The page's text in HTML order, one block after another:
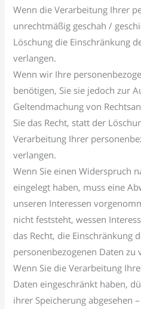
Wenn die Verarbeitung Ihrer
unrechtmäßig geschah /
Löschung die Einschränkung
verlangen.
Wenn wir Ihre
benötigen, Sie sie jedoch zur
Geltendmachung von
Sie das Recht, statt der
Verarbeitung Ihrer
verlangen.
Wenn Sie einen Widerspruch
eingelegt haben, muss eine
unseren Interessen
nicht feststeht, wessen
das Recht, die Einschränkung
personenbezogenen Daten zu
Wenn Sie die Verarbeitung
Daten eingeschränkt haben,
ihrer Speicherung abgesehen